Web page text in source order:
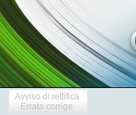
Avviso di rettifica
Errata corrige